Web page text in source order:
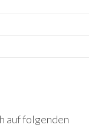
auf folgenden